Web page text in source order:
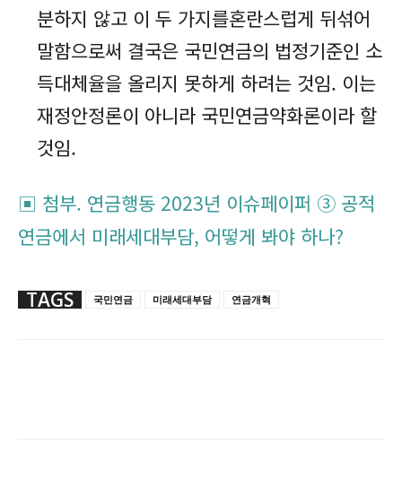
분하지 않고 이 두 가지를혼란스럽게 뒤섞어
말함으로써 결국은 국민연금의 법정기준인 소
득대체율을 올리지 못하게 하려는 것임. 이는
재정안정론이 아니라 국민연금약화론이라 할
것임.
▣ 첨부. 연금행동 2023년 이슈페이퍼 ③ 공적
연금에서 미래세대부담, 어떻게 봐야 하나?
TAGS 국민연금 미래세대부담 연금개혁